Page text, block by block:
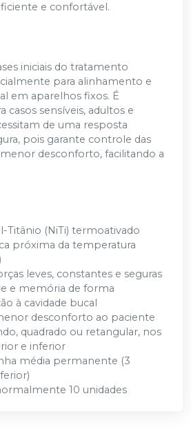
e confortável.​
iniciais do tratamento
para alinhamento e
em aparelhos fixos. É
casos sensíveis, adultos e
de uma resposta
pois garante controle das
desconforto, facilitando a
Titânio (NiTi) termoativado
próxima da temperatura
leves, constantes e seguras
e memória de forma
à cavidade bucal
desconforto ao paciente
quadrado ou retangular, nos
e inferior
média permanente (3
10 unidades